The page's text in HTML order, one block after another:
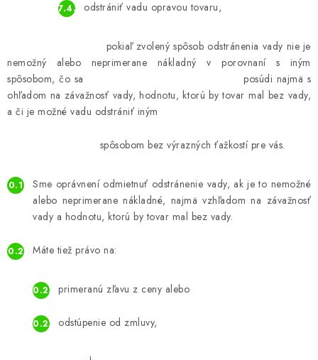
odstrániť vadu opravou tovaru,
pokiaľ zvolený spôsob odstránenia vady nie je
nemožný alebo neprimerane nákladný v porovnaní s iným
spôsobom, čo sa posúdi najmä s
ohľadom na závažnosť vady, hodnotu, ktorú by tovar mal bez vady,
a či je možné vadu odstrániť iným
spôsobom bez výrazných ťažkostí pre vás.
Sme oprávnení odmietnuť odstránenie vady, ak je to nemožné
alebo neprimerane nákladné, najmä vzhľadom na závažnosť
vady a hodnotu, ktorú by tovar mal bez vady.
Máte tiež právo na:
primeranú zľavu z ceny alebo
odstúpenie od zmluvy,